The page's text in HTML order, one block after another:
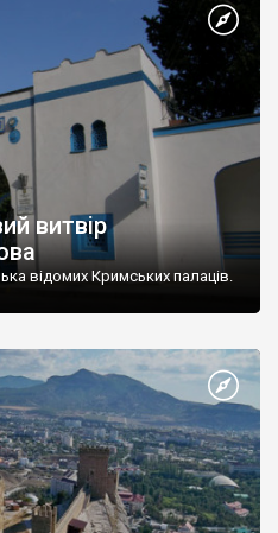
витвір
відомих Кримських палаців.